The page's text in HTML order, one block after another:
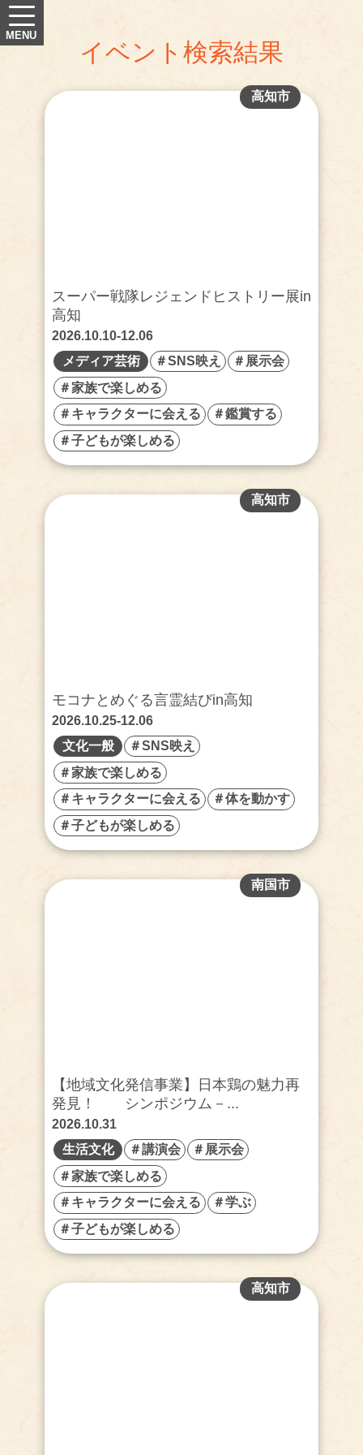
イベント検索結果
スーパー戦隊レジェンドヒストリー展in
高知
高知市
2026.10.10-12.06
メディア芸術
＃SNS映え
＃展示会
＃家族で楽しめる
＃キャラクターに会える
＃鑑賞する
＃子どもが楽しめる
モコナとめぐる言霊結びin高知
高知市
2026.10.25-12.06
文化一般
＃SNS映え
＃家族で楽しめる
＃キャラクターに会える
＃体を動かす
＃子どもが楽しめる
【地域文化発信事業】日本鶏の魅力再
発見！ シンポジウム－...
南国市
2026.10.31
生活文化
＃講演会
＃展示会
＃家族で楽しめる
＃キャラクターに会える
＃学ぶ
＃子どもが楽しめる
高知市